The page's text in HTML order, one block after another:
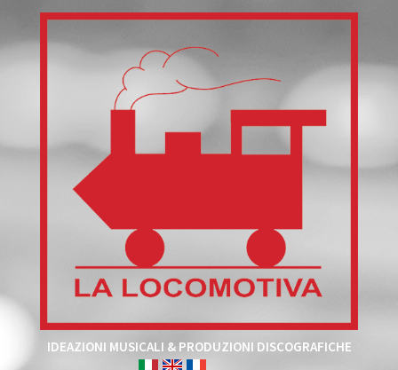
IDEAZIONI MUSICALI & PRODUZIONI DISCOGRAFICHE